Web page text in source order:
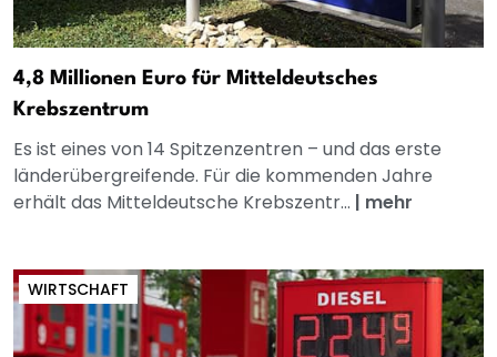
4,8 Millionen Euro für Mitteldeutsches
Krebszentrum
Es ist eines von 14 Spitzenzentren – und das erste
länderübergreifende. Für die kommenden Jahre
erhält das Mitteldeutsche Krebszentr... | mehr
WIRTSCHAFT